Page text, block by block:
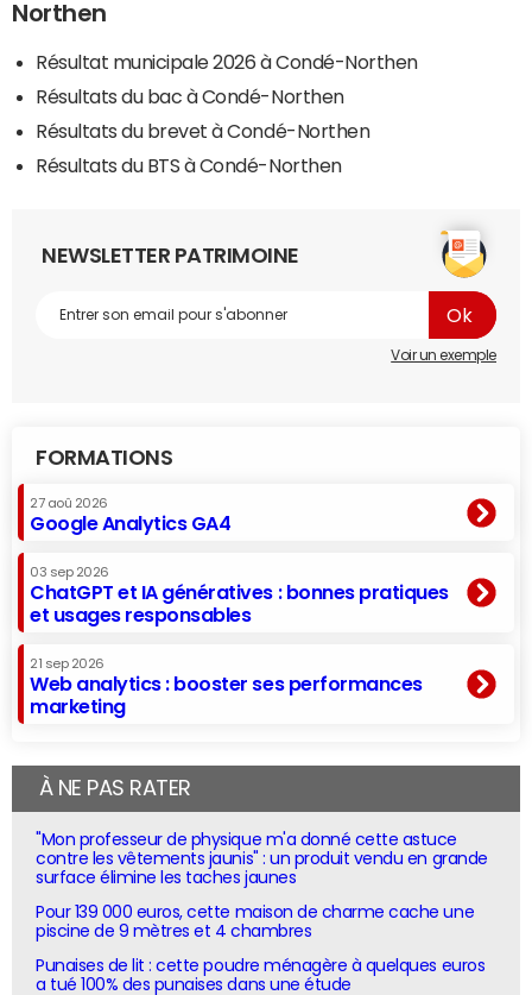
Northen
Résultat municipale 2026 à Condé-Northen
Résultats du bac à Condé-Northen
Résultats du brevet à Condé-Northen
Résultats du BTS à Condé-Northen
NEWSLETTER PATRIMOINE
Voir un exemple
FORMATIONS
27 aoû 2026
Google Analytics GA4
03 sep 2026
ChatGPT et IA génératives : bonnes pratiques
et usages responsables
21 sep 2026
Web analytics : booster ses performances
marketing
À NE PAS RATER
"Mon professeur de physique m'a donné cette astuce
contre les vêtements jaunis" : un produit vendu en grande
surface élimine les taches jaunes
Pour 139 000 euros, cette maison de charme cache une
piscine de 9 mètres et 4 chambres
Punaises de lit : cette poudre ménagère à quelques euros
a tué 100% des punaises dans une étude